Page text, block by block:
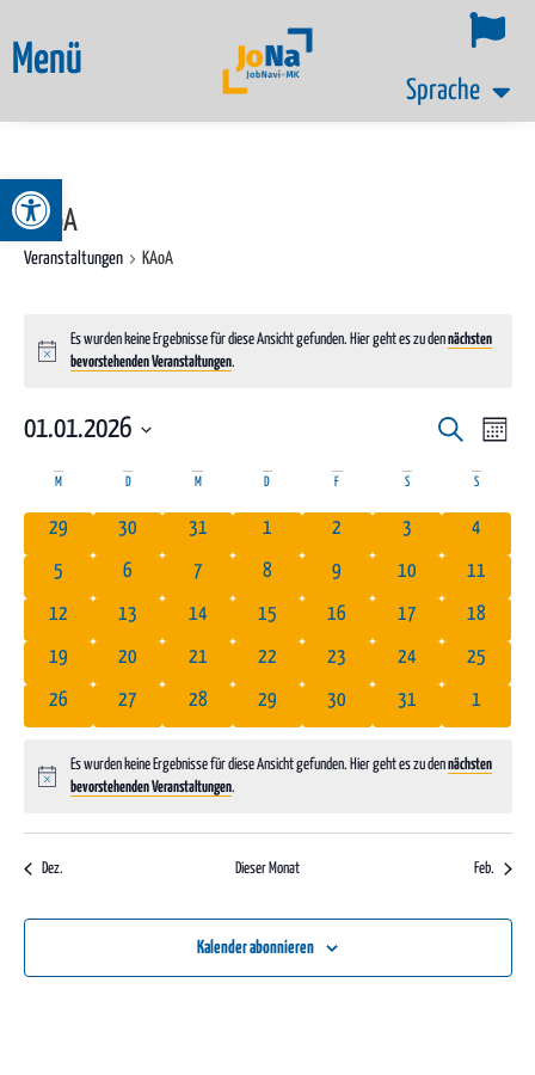
Werkzeugleiste öffnen
Menü
Sprache
KAoA
Veranstaltungen KAoA
Hinweis
Es wurden keine Ergebnisse für diese Ansicht gefunden. Hier geht es zu dennächsten
bevorstehenden Veranstaltungen.
Suche
und
Suche
Monat
01.01.2026
Datum
wählen.
Kalender
von
Veranstaltungen
M D M D F S S
0 Veranstaltungen
29 0 Veranstaltungen
30 0 Veranstaltungen
31 0 Veranstaltungen
1 0 Veranstaltungen
2 0 Veranstaltungen
3 0
4
0 Veranstaltungen
5 0 Veranstaltungen
6 0 Veranstaltungen
7 0 Veranstaltungen
8 0 Veranstaltungen
9 0 Veranstaltungen
10 0
11
0 Veranstaltungen
12 0 Veranstaltungen
13 0 Veranstaltungen
14 0 Veranstaltungen
15 0 Veranstaltungen
16 0 Veranstaltungen
17 0
18
0 Veranstaltungen
19 0 Veranstaltungen
20 0 Veranstaltungen
21 0 Veranstaltungen
22 0 Veranstaltungen
23 0 Veranstaltungen
24 0
25
0 Veranstaltungen
26 0 Veranstaltungen
27 0 Veranstaltungen
28 0 Veranstaltungen
29 0 Veranstaltungen
30 0 Veranstaltungen
31 0
1
Hinweis
Es wurden keine Ergebnisse für diese Ansicht gefunden. Hier geht es zu dennächsten
bevorstehenden Veranstaltungen.
Dez. Dieser Monat Feb.
Kalender abonnieren